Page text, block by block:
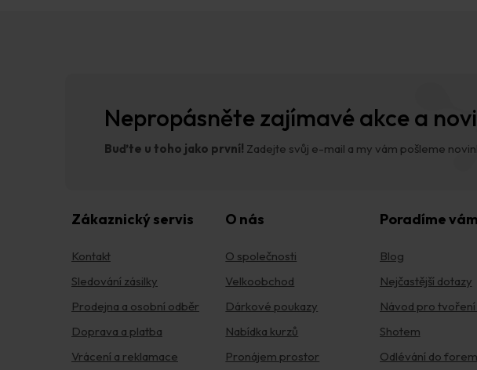
Nepropásněte zajímavé akce a
Buďte u toho jako první! Zadejte svůj e-mail a my vám pošleme
Zákaznický servis
Kontakt
Sledování zásilky
Prodejna a osobní odběr
Doprava a platba
Vrácení a reklamace
O nás
O společnosti
Velkoobchod
Dárkové poukazy
Nabídka kurzů
Pronájem prostor
Poradíme vám
Blog
Nejčastější dotazy
Návod pro tvoření
Shotem
Odlévání do